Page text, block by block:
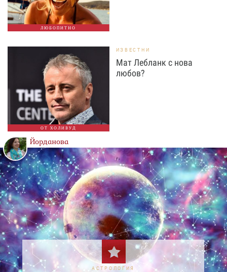
ЛЮБОПИТНО
ОТ ХОЛИВУД
ИЗВЕСТНИ
Мат Лебланк с нова
любов?
Йорданова
АСТРОЛОГИЯ